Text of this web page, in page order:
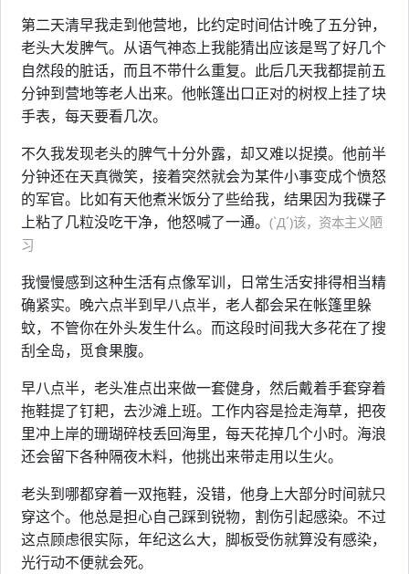
第二天清早我走到他营地，比约定时间估计晚了五分钟，
老头大发脾气。从语气神态上我能猜出应该是骂了好几个
自然段的脏话，而且不带什么重复。此后几天我都提前五
分钟到营地等老人出来。他帐篷出口正对的树杈上挂了块
手表，每天要看几次。
不久我发现老头的脾气十分外露，却又难以捉摸。他前半
分钟还在天真微笑，接着突然就会为某件小事变成个愤怒
的军官。比如有天他煮米饭分了些给我，结果因为我碟子
上粘了几粒没吃干净，他怒喊了一通。 (`Д´)该，资本主义陋
习
我慢慢感到这种生活有点像军训，日常生活安排得相当精
确紧实。晚六点半到早八点半，老人都会呆在帐篷里躲
蚊，不管你在外头发生什么。而这段时间我大多花在了搜
刮全岛，觅食果腹。
早八点半，老头准点出来做一套健身，然后戴着手套穿着
拖鞋提了钉耙，去沙滩上班。工作内容是捡走海草，把夜
里冲上岸的珊瑚碎枝丢回海里，每天花掉几个小时。海浪
还会留下各种隔夜木料，他挑出来带走用以生火。
老头到哪都穿着一双拖鞋，没错，他身上大部分时间就只
穿这个。他总是担心自己踩到锐物，割伤引起感染。不过
这点顾虑很实际，年纪这么大，脚板受伤就算没有感染，
光行动不便就会死。